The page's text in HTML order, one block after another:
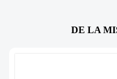
DE LA